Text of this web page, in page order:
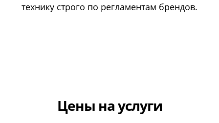
технику строго по регламентам брендов.
Цены на услуги